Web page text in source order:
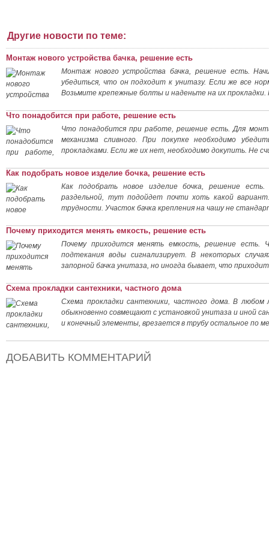
Другие новости по теме:
Монтаж нового устройства бачка, решение есть
Монтаж нового устройства бачка, решение есть.
убедиться, что он подходит к унитазу. Если же все
Возьмите крепежные болты и наденьте на их
Что понадобится при работе, решение есть
Что понадобится при работе, решение есть. Для
механизма сливного. При покупке необходимо
прокладками. Если же их нет, необходимо докупить. Не
Как подобрать новое изделие бочка, решение есть
Как подобрать новое изделие бочка, решение
раздельной, тут подойдет почти хоть какой
трудности. Участок бачка крепления на чашу не
Почему приходится менять емкость, решение есть
Почему приходится менять емкость, решение есть.
подтекания воды сигнализирует. В некоторых
запорной бачка унитаза, но иногда бывает, что
Схема прокладки сантехники, частного дома
Схема прокладки сантехники, частного дома. В любом
обыкновенно совмещают с установкой унитаза и иной
и конечный элементы, врезается в трубу остальное по
ДОБАВИТЬ КОММЕНТАРИЙ